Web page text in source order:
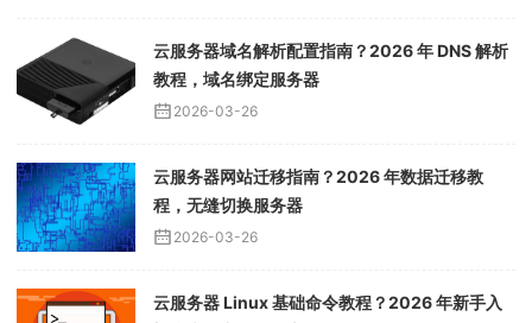
云服务器域名解析配置指南？2026 年 DNS 解析
教程，域名绑定服务器
2026-03-26
云服务器网站迁移指南？2026 年数据迁移教
程，无缝切换服务器
2026-03-26
云服务器 Linux 基础命令教程？2026 年新手入